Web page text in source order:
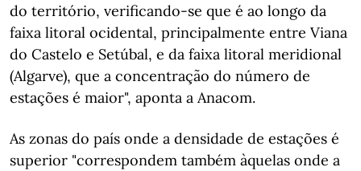
do território, verificando-se que é ao longo da
faixa litoral ocidental, principalmente entre Viana
do Castelo e Setúbal, e da faixa litoral meridional
(Algarve), que a concentração do número de
estações é maior", aponta a Anacom.
As zonas do país onde a densidade de estações é
superior "correspondem também àquelas onde a